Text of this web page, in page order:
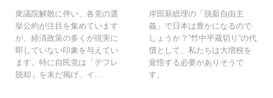
衆議院解散に伴い、各党の選
挙公約が注目を集めています
が、経済政策の多くが現実に
即していない印象を与えてい
ます。特に自民党は「デフレ
脱却」を未だ掲げ、イ…
岸田新総理の「脱新自由主
義」で日本は豊かになるので
しょうか？“竹中平蔵切り”の代
償として、私たちは大増税を
覚悟する必要がありそうで
す。